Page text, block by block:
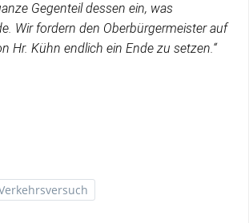
Gegenteil dessen ein, was
Wir fordern den Oberbürgermeister auf
Hr. Kühn endlich ein Ende zu setzen.“